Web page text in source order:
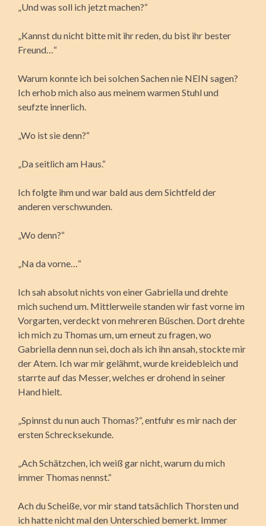
„Und was soll ich jetzt machen?“
„Kannst du nicht bitte mit ihr reden, du bist ihr bester
Freund…“
Warum konnte ich bei solchen Sachen nie NEIN sagen?
Ich erhob mich also aus meinem warmen Stuhl und
seufzte innerlich.
„Wo ist sie denn?“
„Da seitlich am Haus.“
Ich folgte ihm und war bald aus dem Sichtfeld der
anderen verschwunden.
„Wo denn?“
„Na da vorne…“
Ich sah absolut nichts von einer Gabriella und drehte
mich suchend um. Mittlerweile standen wir fast vorne im
Vorgarten, verdeckt von mehreren Büschen. Dort drehte
ich mich zu Thomas um, um erneut zu fragen, wo
Gabriella denn nun sei, doch als ich ihn ansah, stockte mir
der Atem. Ich war mir gelähmt, wurde kreidebleich und
starrte auf das Messer, welches er drohend in seiner
Hand hielt.
„Spinnst du nun auch Thomas?“, entfuhr es mir nach der
ersten Schrecksekunde.
„Ach Schätzchen, ich weiß gar nicht, warum du mich
immer Thomas nennst.“
Ach du Scheiße, vor mir stand tatsächlich Thorsten und
ich hatte nicht mal den Unterschied bemerkt. Immer